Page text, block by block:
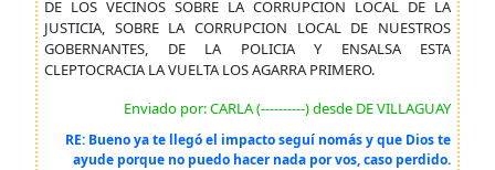
DE LOS VECINOS SOBRE LA CORRUPCION LOCAL DE LA
JUSTICIA, SOBRE LA CORRUPCION LOCAL DE NUESTROS
GOBERNANTES, DE LA POLICIA Y ENSALSA ESTA
CLEPTOCRACIA LA VUELTA LOS AGARRA PRIMERO.
Enviado por: CARLA (----------) desde DE VILLAGUAY
RE: Bueno ya te llegó el impacto seguí nomás y que Dios te
ayude porque no puedo hacer nada por vos, caso perdido.